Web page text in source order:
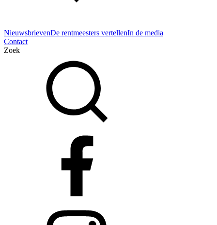
NieuwsbrievenDe rentmeesters vertellenIn de media
Contact
Zoek